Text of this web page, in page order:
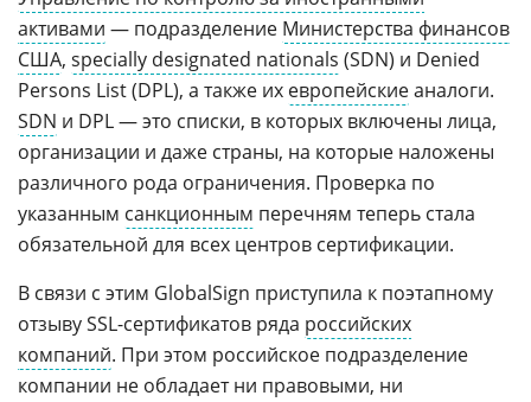
активами — подразделение Министерства финансов
США, specially designated nationals (SDN) и Denied
Persons List (DPL), а также их европейскиеаналоги.
SDN и DPL — это списки, в которых включены лица,
организации и даже страны, на которые наложены
различного рода ограничения. Проверка по
указанным санкционным перечням теперь стала
обязательной для всех центров сертификации.
В связи с этим GlobalSign приступила к поэтапному
отзыву SSL-сертификатов ряда российских
компаний. При этом российское подразделение
компании не обладает ни правовыми, ни